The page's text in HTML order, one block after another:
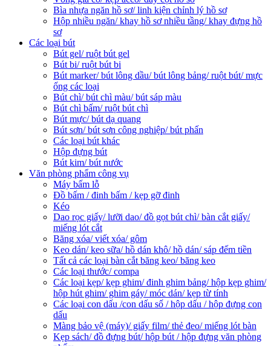
Bìa nhựa ngăn hồ sơ/ linh kiện chỉnh lý hồ sơ
Hộp nhiều ngăn/ khay hồ sơ nhiều tầng/ khay đựng hồ
sơ
Các loại bút
Bút gel/ ruột bút gel
Bút bi/ ruột bút bi
Bút marker/ bút lông dầu/ bút lông bảng/ ruột bút/ mực
ống các loại
Bút chì/ bút chì màu/ bút sáp màu
Bút chì bấm/ ruột bút chì
Bút mực/ bút dạ quang
Bút sơn/ bút sơn công nghiệp/ bút phấn
Các loại bút khác
Hộp đựng bút
Bút kim/ bút nước
Văn phòng phẩm công vụ
Máy bấm lỗ
Đồ bấm / đinh bấm / kẹp gỡ đinh
Kéo
Dao rọc giấy/ lưỡi dao/ đồ gọt bút chì/ bàn cắt giấy/
miếng lót cắt
Băng xóa/ viết xóa/ gôm
Keo dán/ keo sữa/ hồ dán khô/ hồ dán/ sáp đếm tiền
Tất cả các loại bàn cắt băng keo/ băng keo
Các loại thước/ compa
Các loại kẹp/ kẹp ghim/ đinh ghim bảng/ hộp kẹp ghim/
hộp hút ghim/ ghim gáy/ móc dán/ kẹp từ tính
Các loại con dấu /con dấu số / hộp dấu / hộp đựng con
dấu
Màng bảo vệ (máy)/ giấy film/ thẻ đeo/ miếng lót bàn
Kẹp sách/ đồ đựng bút/ hộp bút / hộp đựng văn phòng